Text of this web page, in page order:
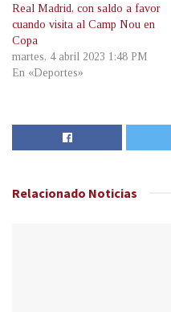
Real Madrid, con saldo a favor
cuando visita al Camp Nou en
Copa
martes, 4 abril 2023 1:48 PM
En «Deportes»
Relacionado Noticias